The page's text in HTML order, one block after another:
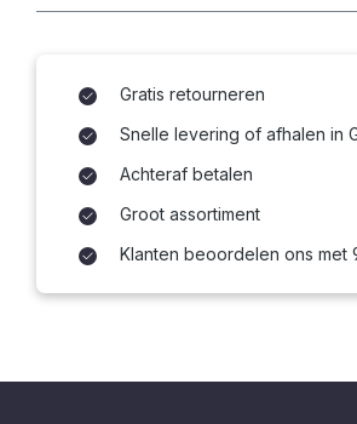
Gratis retourneren
Snelle levering of afhalen in
Achteraf betalen
Groot assortiment
Klanten beoordelen ons met